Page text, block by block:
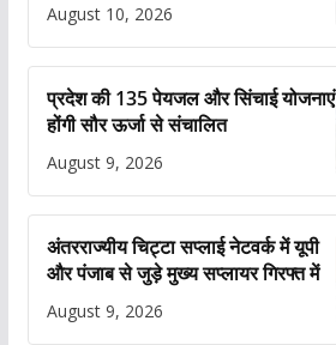
August 10, 2026
प्रदेश की 135 पेयजल और सिंचाई योजनाएं
होंगी सौर ऊर्जा से संचालित
August 9, 2026
अंतरराज्यीय चिट्टा सप्लाई नेटवर्क में यूपी
और पंजाब से जुड़े मुख्य सप्लायर गिरफ्त में
August 9, 2026